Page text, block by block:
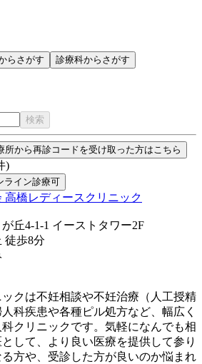
らさがす 診療科からさがす
検索
所から再診コードを受け取った方はこちら
)
ライン診療可
高橋レディースクリニック
丘4-1-1 イーストタワー2F
徒歩8分
クは不妊相談や不妊治療（人工授精
科疾患や各種ピル処方など、幅広く
クリニックです。気軽になんでも相
して、より良い医療を提供して参り
方や、受診した方が良いのか悩まれ